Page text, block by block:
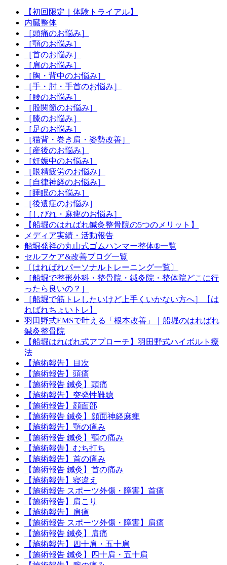
【初回限定｜体験トライアル】
内臓整体
［頭痛のお悩み］
［顎のお悩み］
［首のお悩み］
［肩のお悩み］
［胸・背中のお悩み］
［手・肘・手首のお悩み］
［腰のお悩み］
［股関節のお悩み］
［膝のお悩み］
［足のお悩み］
［猫背・巻き肩・姿勢改善］
［産後のお悩み］
［妊娠中のお悩み］
［眼精疲労のお悩み］
［自律神経のお悩み］
［睡眠のお悩み］
［後遺症のお悩み］
［しびれ・麻痺のお悩み］
【船堀のはればれ鍼灸整骨院の5つのメリット】
メディア実績・活動報告
船堀発祥の丸山式ゴムハンマー整体®︎一覧
セルフケア&改善ブログ一覧
〔はればれパーソナルトレーニング一覧〕
［船堀で整形外科・整骨院・鍼灸院・整体院どこに行
ったら良いの？］
［船堀で筋トレしたいけど上手くいかない方へ］【は
ればれちょいトレ】
羽田野式EMSで叶える「根本改善」｜船堀のはればれ
鍼灸整骨院
【船堀はればれ式アプローチ】羽田野式ハイボルト療
法
【施術報告】目次
【施術報告】頭痛
【施術報告 鍼灸】頭痛
【施術報告】突発性難聴
【施術報告】顔面部
【施術報告 鍼灸】顔面神経麻痺
【施術報告】顎の痛み
【施術報告 鍼灸】顎の痛み
【施術報告】むち打ち
【施術報告】首の痛み
【施術報告 鍼灸】首の痛み
【施術報告】寝違え
【施術報告 スポーツ外傷・障害】首痛
【施術報告】肩こり
【施術報告】肩痛
【施術報告 スポーツ外傷・障害】肩痛
【施術報告 鍼灸】肩痛
【施術報告】四十肩・五十肩
【施術報告 鍼灸】四十肩・五十肩